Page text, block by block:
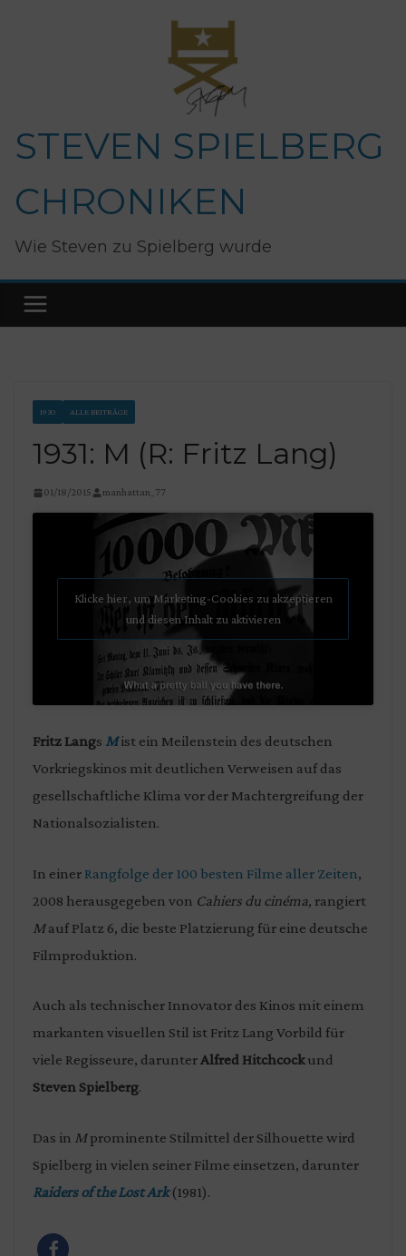
STEVEN SPIELBERG
CHRONIKEN
Wie Steven zu Spielberg wurde
1930 ALLE BEITRÄGE
1931: M (R: Fritz Lang)
01/18/2015 manhattan_77
Klicke hier, um Marketing-Cookies zu akzeptieren
und diesen Inhalt zu aktivieren
Fritz Langs Mist ein Meilenstein des deutschen
Vorkriegskinos mit deutlichen Verweisen auf das
gesellschaftliche Klima vor der Machtergreifung der
Nationalsozialisten.
In einer Rangfolge der 100 besten Filme aller Zeiten,
2008 herausgegeben von Cahiers du cinéma, rangiert
Mauf Platz 6, die beste Platzierung für eine deutsche
Filmproduktion.
Auch als technischer Innovator des Kinos mit einem
markanten visuellen Stil ist Fritz Lang Vorbild für
viele Regisseure, darunterAlfred Hitchcockund
Steven Spielberg.
Das in Mprominente Stilmittel der Silhouette wird
Spielberg in vielen seiner Filme einsetzen, darunter
Raiders of the Lost Ark(1981).